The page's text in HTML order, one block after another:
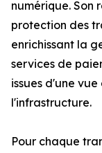
numérique. Son
protection des
enrichissant la
services de
issues d'une
l'infrastructure.
Pour chaque